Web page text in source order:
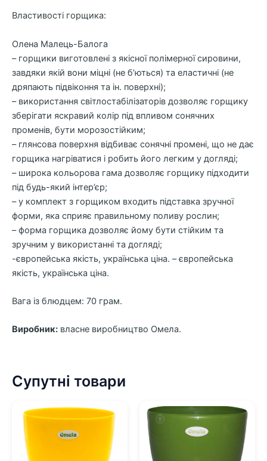
Властивості горщика:
Олена Малець-Балога
– горщики виготовлені з якісної полімерної сировини,
завдяки якій вони міцні (не б’ються) та еластичні (не
дряпають підвіконня та ін. поверхні);
– використання світлостабілізаторів дозволяє горщику
зберігати яскравий колір під впливом сонячних
променів, бути морозостійким;
– глянсова поверхня відбиває сонячні промені, що не дає
горщика нагріватися і робить його легким у догляді;
– широка кольорова гама дозволяє горщику підходити
під будь-який інтер’єр;
– у комплект з горщиком входить підставка зручної
форми, яка сприяє правильному поливу рослин;
– форма горщика дозволяє йому бути стійким та
зручним у використанні та догляді;
-європейська якість, українська ціна. – європейська
якість, українська ціна.
Вага із блюдцем: 70 грам.
Виробник: власне виробництво Омела.
Супутні товари